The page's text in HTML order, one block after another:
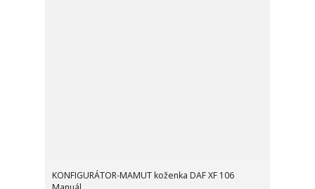
KONFIGURÁTOR-MAMUT koženka DAF XF 106